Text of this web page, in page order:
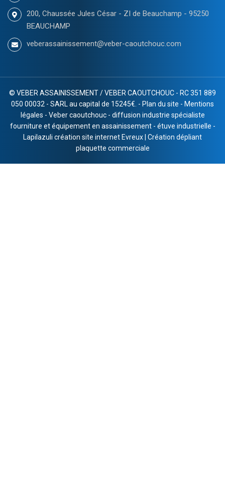
200, Chaussée Jules César - ZI de Beauchamp - 95250
BEAUCHAMP
veberassainissement@veber-caoutchouc.com
© VEBER ASSAINISSEMENT / VEBER CAOUTCHOUC - RC 351 889
050 00032 - SARL au capital de 15245€. - Plan du site - Mentions
légales - Veber caoutchouc- diffusion industrie spécialiste
fourniture et équipement en assainissement- étuve industrielle -
Lapilazuli création site internet Evreux Création dépliant
plaquette commerciale